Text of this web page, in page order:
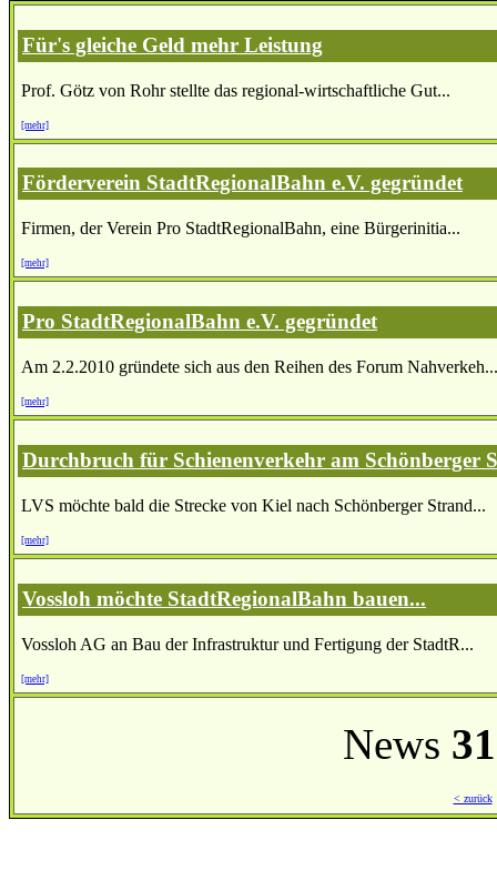
Für's gleiche Geld mehr Leistung
Prof. Götz von Rohr stellte das regional-wirtschaftliche Gut...
[mehr]
Förderverein StadtRegionalBahn e.V. gegründet
Firmen, der Verein Pro StadtRegionalBahn, eine Bürgerinitia...
[mehr]
Pro StadtRegionalBahn e.V. gegründet
Am 2.2.2010 gründete sich aus den Reihen des Forum Nahverkeh...
[mehr]
Durchbruch für Schienenverkehr am Schönberger
LVS möchte bald die Strecke von Kiel nach Schönberger Strand...
[mehr]
Vossloh möchte StadtRegionalBahn bauen...
Vossloh AG an Bau der Infrastruktur und Fertigung der StadtR...
[mehr]
News
< zurück